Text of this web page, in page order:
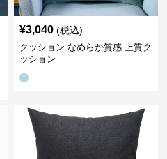
¥3,040 (税込)
クッション なめらか質感 上質ク
ッション